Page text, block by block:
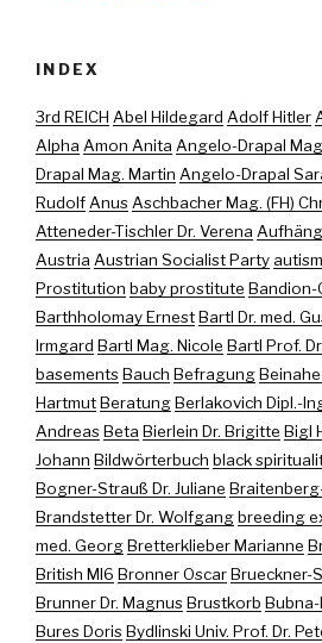
INDEX
3rd REICH Abel Hildegard Adolf Hitler
Alpha Amon Anita Angelo-Drapal
Drapal Mag. Martin Angelo-Drapal
RudolfAnusAschbacher Mag. (FH)
Atteneder-Tischler Dr. Verena
Austria Austrian Socialist Party autism
Prostitution baby prostitute Bandion-
Barthholomay ErnestBartl Dr. med.
Irmgard Bartl Mag. Nicole Bartl Prof.
basementsBauch Befragung
HartmutBeratungBerlakovich Dipl.-
AndreasBeta Bierlein Dr. Brigitte Bigl
Johann Bildwörterbuch black
Bogner-Strauß Dr. Juliane
Brandstetter Dr. Wolfgangbreeding
med. GeorgBretterklieber Marianne
British MI6 Bronner OscarBrueckner-
Brunner Dr. MagnusBrustkorb Bubna-
Bures DorisBydlinski Univ. Prof. Dr.